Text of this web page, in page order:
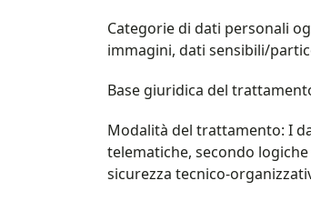
Categorie di dati personali
immagini, dati sensibili/
Base giuridica del trattamento:
Modalità del trattamento: I
telematiche, secondo
sicurezza tecnico-